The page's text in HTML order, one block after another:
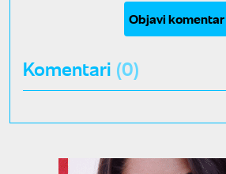
Objavi komentar
Komentari (0)